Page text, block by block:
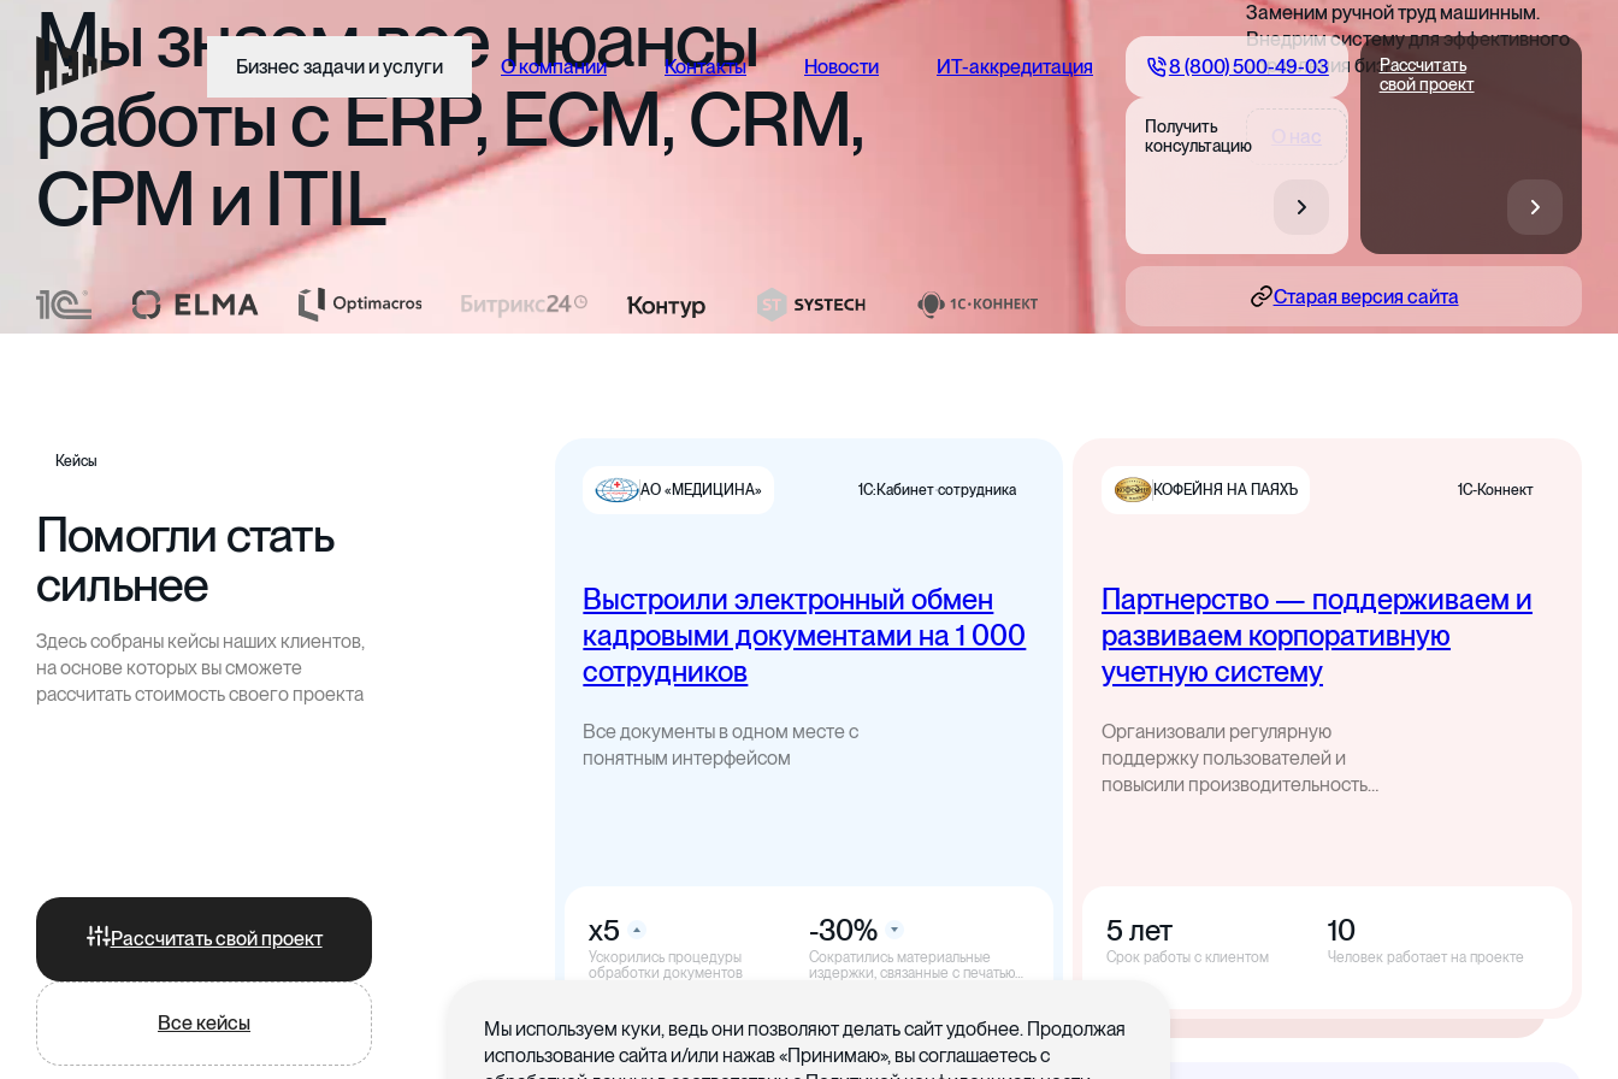
Бизнес задачи и услуги О компании Контакты Новости ИТ-аккредитация 8 (800) 500-49-03
Получить
консультацию
Рассчитать
свой проект
Старая версия сайта
Мызнаемвсенюансы
работысERP, ECM,CRM,
CPM и ITIL
Заменим ручной труд машинным.
Внедрим систему для эффективного
управления бизнесом
О нас
Кейсы
Помогли стать
сильнее
Здесь собраны кейсы наших клиентов,
на основе которых вы сможете
рассчитать стоимость своего проекта
Рассчитать свой проект
Все кейсы
АО «МЕДИЦИНА» 1С:Кабинет сотрудника
Выстроили электронный обмен
кадровыми документами на 1 000
сотрудников
Все документы в одном месте с
понятным интерфейсом
x5
Ускорились процедуры
обработки документов
-30%
Cократились материальные
издержки, связанные с печатью
КОФЕЙНЯ НА ПАЯХЪ 1С-Коннект
Партнерство — поддерживаем и
развиваем корпоративную
учетную систему
Организовали регулярную
поддержку пользователей и
повысили производительность
5 лет
Срок работы с клиентом
10
Человек работает на проекте
Мы используем куки, ведь они позволяют делать сайт удобнее. Продолжая
использование сайта и/или нажав «Принимаю», вы соглашаетесь с